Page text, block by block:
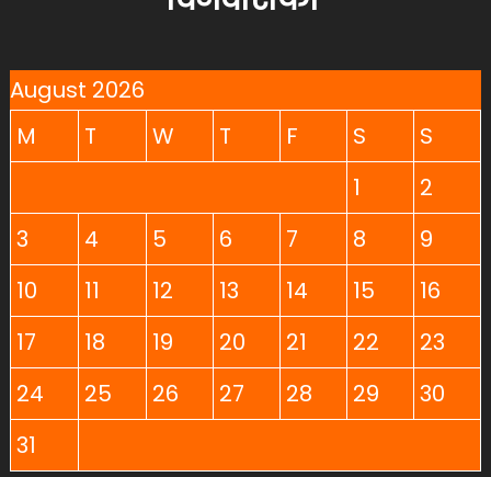
August 2026
M
T W T F S
S
1
2
3
4 5 6 7 8
9
10
11 12 13 14 15
16
17
18 19 20 21 22
23
24
25 26 27 28 29
30
31